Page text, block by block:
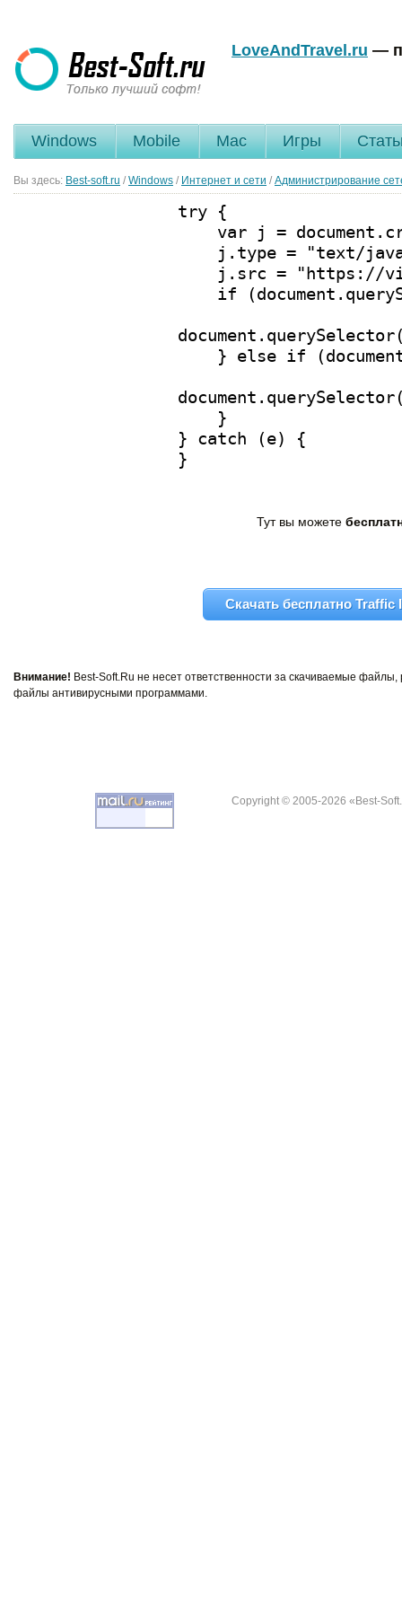
LoveAndTravel.ru —
Windows Mobile Mac Игры
Вы здесь: Best-soft.ru / Windows / Интернет и сети / Администрирование
Тут вы можете
Скачать бесплатно Traffic
Внимание! Best-Soft.Ru не несет ответственности за скачиваемые
файлы антивирусными программами.
Copyright © 2005-2026 «Best-